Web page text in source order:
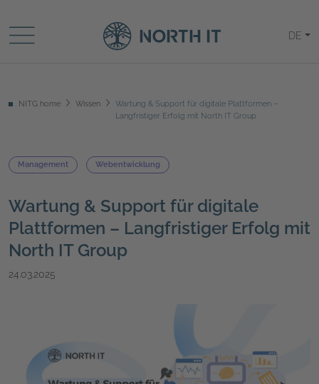
DE
NITG home Wissen
Wartung & Support für digitale Plattformen –
Langfristiger Erfolg mit North IT Group
Management Webentwicklung
Wartung & Support für digitale
Plattformen – Langfristiger Erfolg mit
North IT Group
24.03.2025